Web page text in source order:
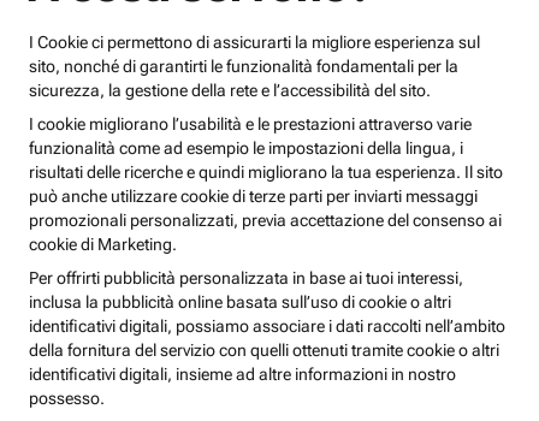
I Cookie ci permettono di assicurarti la migliore esperienza sul
sito, nonché di garantirti le funzionalità fondamentali per la
sicurezza, la gestione della rete e l’accessibilità del sito.
I cookie migliorano l’usabilità e le prestazioni attraverso varie
funzionalità come ad esempio le impostazioni della lingua, i
risultati delle ricerche e quindi migliorano la tua esperienza. Il sito
può anche utilizzare cookie di terze parti per inviarti messaggi
promozionali personalizzati, previa accettazione del consenso ai
cookie di Marketing.
Per offrirti pubblicità personalizzata in base ai tuoi interessi,
inclusa la pubblicità online basata sull’uso di cookie o altri
identificativi digitali, possiamo associare i dati raccolti nell’ambito
della fornitura del servizio con quelli ottenuti tramite cookie o altri
identificativi digitali, insieme ad altre informazioni in nostro
possesso.